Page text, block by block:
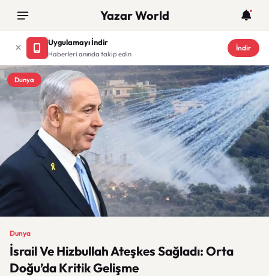
Yazar World
Uygulamayı İndir
Haberleri anında takip edin
İndir
Dunya
Dunya
İsrail Ve Hizbullah Ateşkes Sağladı: Orta
Doğu’da Kritik Gelişme